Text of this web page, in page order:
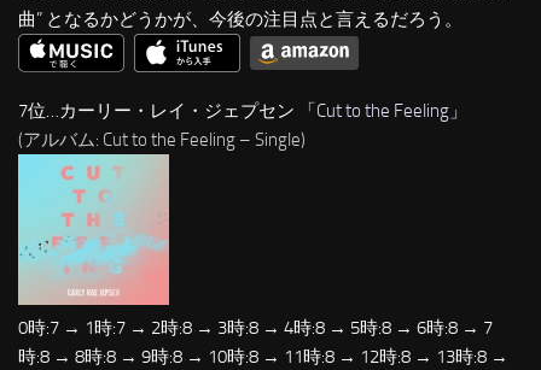
曲” となるかどうかが、今後の注目点と言えるだろう。
7位…カーリー・レイ・ジェプセン 「 Cut to the Feeling 」
(アルバム: Cut to the Feeling – Single)
0時:7 → 1時:7 → 2時:8 → 3時:8 → 4時:8 → 5時:8 → 6時:8 → 7
時:8 → 8時:8 → 9時:8 → 10時:8 → 11時:8 → 12時:8 → 13時:8 →